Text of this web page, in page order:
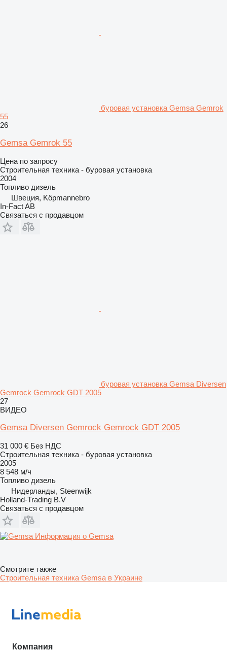
буровая установка Gemsa Gemrok
55
26
Gemsa Gemrok 55
Цена по запросу
Строительная техника - буровая установка
2004
Топливо дизель
Швеция, Köpmannebro
In-Fact AB
Связаться с продавцом
буровая установка Gemsa Diversen
Gemrock Gemrock GDT 2005
27
ВИДЕО
Gemsa Diversen Gemrock Gemrock GDT 2005
31 000 € Без НДС
Строительная техника - буровая установка
2005
8 548 м/ч
Топливо дизель
Нидерланды, Steenwijk
Holland-Trading B.V
Связаться с продавцом
Информация о Gemsa
Смотрите также
Строительная техника Gemsa в Украине
Компания